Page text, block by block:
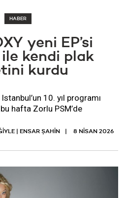
HABER
yeni EP’si
ile kendi plak
kurdu
10. yıl programı
hafta Zorlu PSM’de
| ENSAR ŞAHİN 8 NISAN 2026